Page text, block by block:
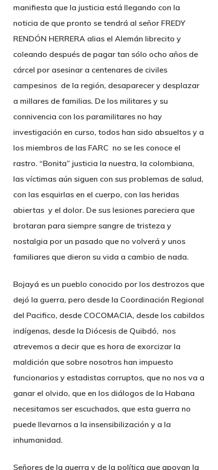
manifiesta que la justicia está llegando con la
noticia de que pronto se tendrá al señor FREDY
RENDÓN HERRERA alias el Alemán librecito y
coleando después de pagar tan sólo ocho años de
cárcel por asesinar a centenares de civiles
campesinos de la región, desaparecer y desplazar
a millares de familias. De los militares y su
connivencia con los paramilitares no hay
investigación en curso, todos han sido absueltos y a
los miembros de las FARC no se les conoce el
rastro. “Bonita” justicia la nuestra, la colombiana,
las víctimas aún siguen con sus problemas de salud,
con las esquirlas en el cuerpo, con las heridas
abiertas y el dolor. De sus lesiones pareciera que
brotaran para siempre sangre de tristeza y
nostalgia por un pasado que no volverá y unos
familiares que dieron su vida a cambio de nada.
Bojayá es un pueblo conocido por los destrozos que
dejó la guerra, pero desde la Coordinación Regional
del Pacifico, desde COCOMACIA, desde los cabildos
indígenas, desde la Diócesis de Quibdó, nos
atrevemos a decir que es hora de exorcizar la
maldición que sobre nosotros han impuesto
funcionarios y estadistas corruptos, que no nos va a
ganar el olvido, que en los diálogos de la Habana
necesitamos ser escuchados, que esta guerra no
puede llevarnos a la insensibilización y a la
inhumanidad.
Señores de la guerra y de la política que apoyan la